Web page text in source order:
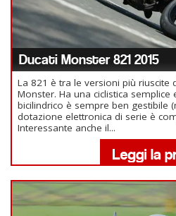
Ducati Monster 821 2015
La 821 è tra le versioni più riuscite
Monster. Ha una ciclistica
bicilindrico è sempre ben gestibile
dotazione elettronica di serie è
Interessante anche il...